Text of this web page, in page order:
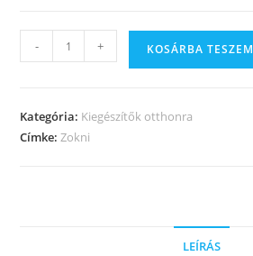
- + KOSÁRBA TESZEM
Kategória: Kiegészítők otthonra
Címke:Zokni
LEÍRÁS